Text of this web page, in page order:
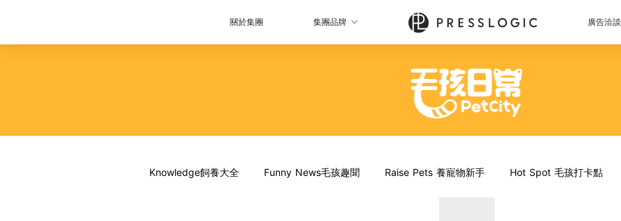
關於集團 集團品牌 廣告洽談
Knowledge飼養大全 Funny News毛孩趣聞 Raise Pets 養寵物新手 Hot Spot 毛孩打卡點